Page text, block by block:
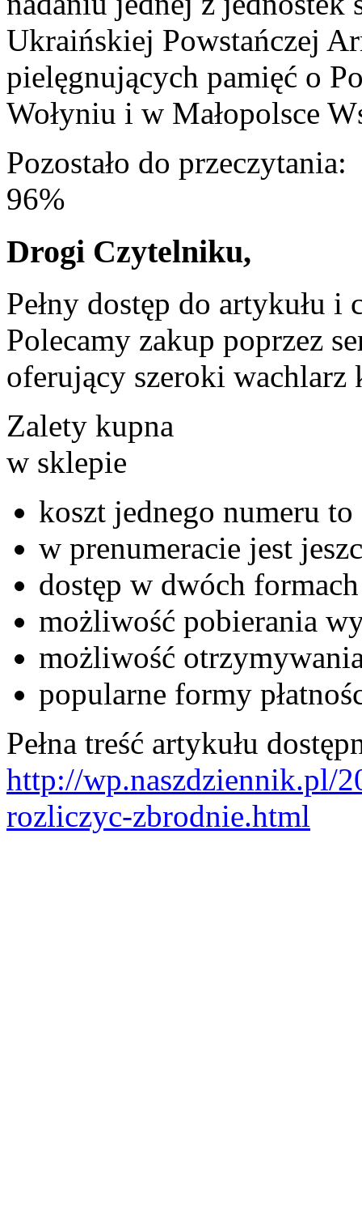
Ukraińskiej Powstańczej
pielęgnujących pamięć o
Wołyniu i w Małopolsce
Pozostało do przeczytania:
96%
Drogi Czytelniku,
Pełny dostęp do artykułu i
Polecamy zakup poprzez
oferujący szeroki wachlarz
Zalety kupna
w sklepie
koszt jednego numeru to
w prenumeracie jest
dostęp w dwóch
możliwość pobierania
możliwość
popularne formy
Pełna treść artykułu
http://wp.naszdziennik.pl/
rozliczyc-zbrodnie.html